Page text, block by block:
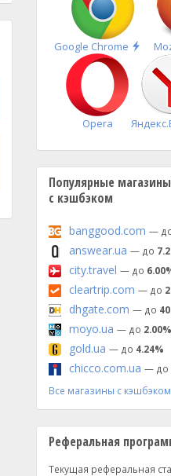
Google Chrome
Opera
Популярные магазины
с кэшбэком
banggood.com —
answear.ua — до
city.travel — до
cleartrip.com — до
dhgate.com — до
moyo.ua — до 2.00%
gold.ua — до 4.24%
chicco.com.ua — до
Все магазины с кэшбэком
Реферальная
Текущая реферальная